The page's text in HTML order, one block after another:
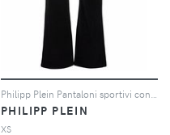
PHILIPP PLEIN
XS